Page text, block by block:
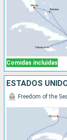
Comidas incluidas
Freedom of the